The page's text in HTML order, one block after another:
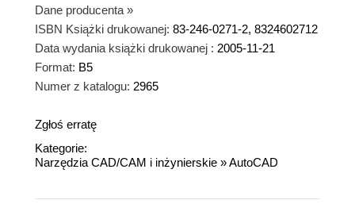
Dane producenta »
ISBN Książki drukowanej: 83-246-0271-2, 8324602712
Data wydania książki drukowanej : 2005-11-21
Format: B5
Numer z katalogu: 2965
Zgłoś erratę
Kategorie:
Narzędzia CAD/CAM i inżynierskie »AutoCAD